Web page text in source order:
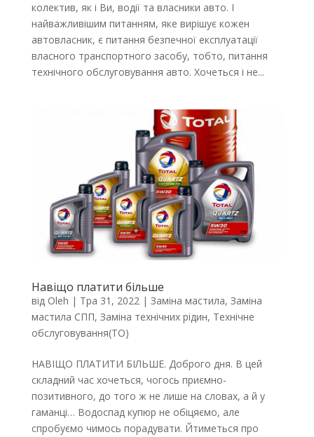
колектив, як і Ви, водії та власники авто. І
найважливішим питанням, яке вирішує кожен
автовласник, є питання безпечної експлуатації
власного транспортного засобу, тобто, питання
технічного обслуговування авто. Хочеться і не...
Навіщо платити більше
від Oleh | Тра 31, 2022| Заміна мастила, Заміна
мастила СПП, Заміна технічних рідин, Технічне
обслуговування(ТО)
НАВІЩО ПЛАТИТИ БІЛЬШЕ. Доброго дня. В цей
складний час хочеться, чогось приємно-
позитивного, до того ж не лише на словах, а й у
гаманці… Водоспад купюр не обіцяємо, але
спробуємо чимось порадувати. Йтиметься про